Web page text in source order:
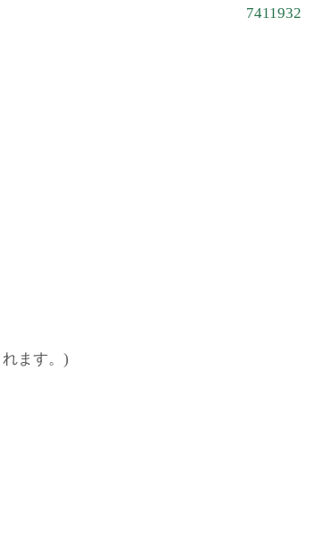
7411932
ます。)